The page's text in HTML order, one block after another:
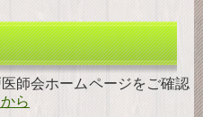
師会ホームページをご確認
ら